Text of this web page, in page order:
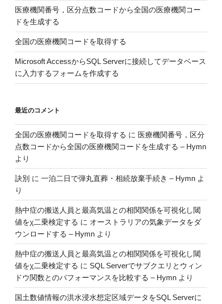
フ
ァ
イ
ル”
の
医療機関番号，区分点数コードから全国の医療機関コー
ドを生成する
全国の医療機関コードを取得する
Microsoft AccessからSQL Serverに接続してデータベース
に入力するフォームを作成する
最近のコメント
全国の医療機関コードを取得する に 医療機関番号，区分
点数コードから全国の医療機関コードを生成する – Hymn
より
訣別 に 一泊二日で弾丸直葬・相続放棄手続き – Hymn よ
り
熱中症の搬送人員と最高気温との相関関係を可視化し閾
値をχ二乗検定する に オーストラリアの気象データをダ
ウンロードする – Hymn より
熱中症の搬送人員と最高気温との相関関係を可視化し閾
値をχ二乗検定する に SQL Serverでサブクエリとウィン
ドウ関数とのパフォーマンスを比較する – Hymn より
国土数値情報の洪水浸水想定区域データをSQL Serverに